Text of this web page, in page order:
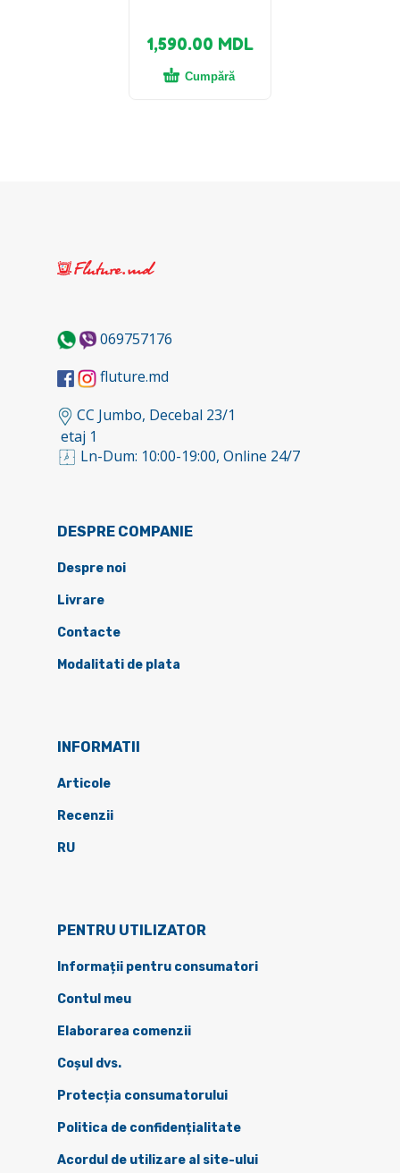
1,590.00 MDL
Cumpără
069757176
fluture.md
CC Jumbo, Decebal 23/1
etaj 1
Ln-Dum: 10:00-19:00, Online 24/7
DESPRE COMPANIE
Despre noi
Livrare
Contacte
Modalitati de plata
INFORMATII
Articole
Recenzii
RU
PENTRU UTILIZATOR
Informații pentru consumatori
Contul meu
Elaborarea comenzii
Coșul dvs.
Protecția consumatorului
Politica de confidențialitate
Acordul de utilizare al site-ului